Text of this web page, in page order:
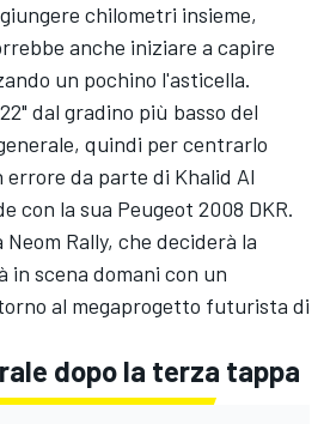
chilometri insieme,
anche iniziare a capire
un pochino l'asticella.
dal gradino più basso del
quindi per centrarlo
errore da parte di Khalid Al
con la sua Peugeot 2008 DKR.
Rally, che deciderà la
in scena domani con un
al megaprogetto futurista di
dopo la terza tappa